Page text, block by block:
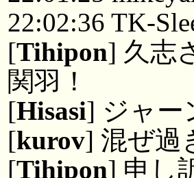
22:02:36 TK-
[Tihipon] 久志
関羽！
[Hisasi] ジャー
[kurov] 混ぜ過
[Tihipon] 申し